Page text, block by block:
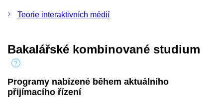
Teorie interaktivních médií
Bakalářské kombinované studium
Programy nabízené během aktuálního
přijímacího řízení